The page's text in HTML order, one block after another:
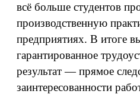
всё больше студентов
производственную
предприятиях. В итоге
гарантированное
результат — прямое
заинтересованности